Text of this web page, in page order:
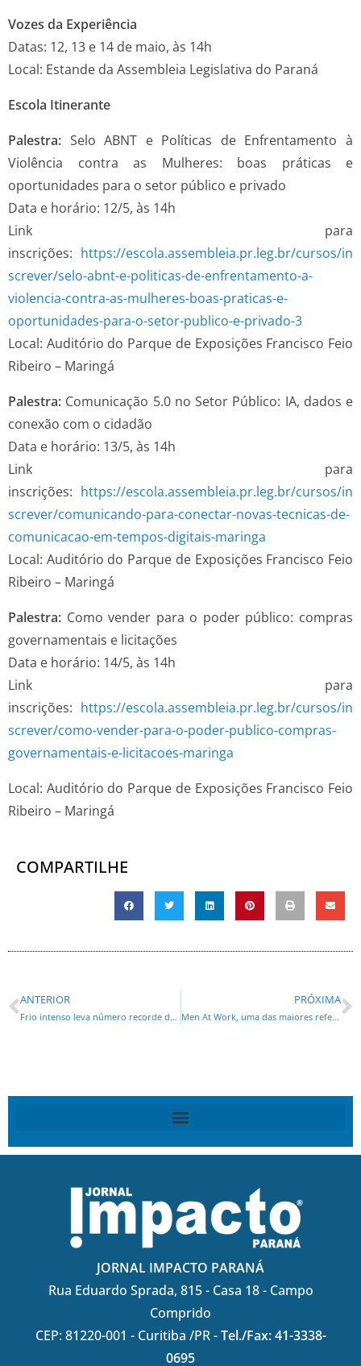
Vozes da Experiência
Datas: 12, 13 e 14 de maio, às 14h
Local: Estande da Assembleia Legislativa do Paraná
Escola Itinerante
Palestra: Selo ABNT e Políticas de Enfrentamento à
Violência contra as Mulheres: boas práticas e
oportunidades para o setor público e privado
Data e horário: 12/5, às 14h
Link para
inscrições: https://escola.assembleia.pr.leg.br/cursos/in
screver/selo-abnt-e-politicas-de-enfrentamento-a-
violencia-contra-as-mulheres-boas-praticas-e-
oportunidades-para-o-setor-publico-e-privado-3
Local: Auditório do Parque de Exposições Francisco Feio
Ribeiro – Maringá
Palestra: Comunicação 5.0 no Setor Público: IA, dados e
conexão com o cidadão
Data e horário: 13/5, às 14h
Link para
inscrições: https://escola.assembleia.pr.leg.br/cursos/in
screver/comunicando-para-conectar-novas-tecnicas-de-
comunicacao-em-tempos-digitais-maringa
Local: Auditório do Parque de Exposições Francisco Feio
Ribeiro – Maringá
Palestra: Como vender para o poder público: compras
governamentais e licitações
Data e horário: 14/5, às 14h
Link para
inscrições: https://escola.assembleia.pr.leg.br/cursos/in
screver/como-vender-para-o-poder-publico-compras-
governamentais-e-licitacoes-maringa
Local: Auditório do Parque de Exposições Francisco Feio
Ribeiro – Maringá
COMPARTILHE
ANTERIOR
Frio intenso leva número recorde de pessoas aos abrigos da Prefeitura de Curitiba
PRÓXIMA
Men At Work, uma das maiores referências do pop rock mundial nos anos 80, se apresenta amanhã (12) em Curitiba
JORNAL IMPACTO PARANÁ
Rua Eduardo Sprada, 815 - Casa 18 - Campo
Comprido
CEP: 81220-001 - Curitiba /PR -Tel./Fax: 41-3338-
0695